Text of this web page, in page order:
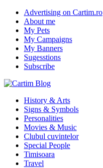
Advertising on Cartim.ro
About me
My Pets
My Campaigns
My Banners
Sugesstions
Subscribe
History & Arts
Signs & Symbols
Personalities
Movies & Music
Clubul cuvintelor
Special People
Timisoara
Travel